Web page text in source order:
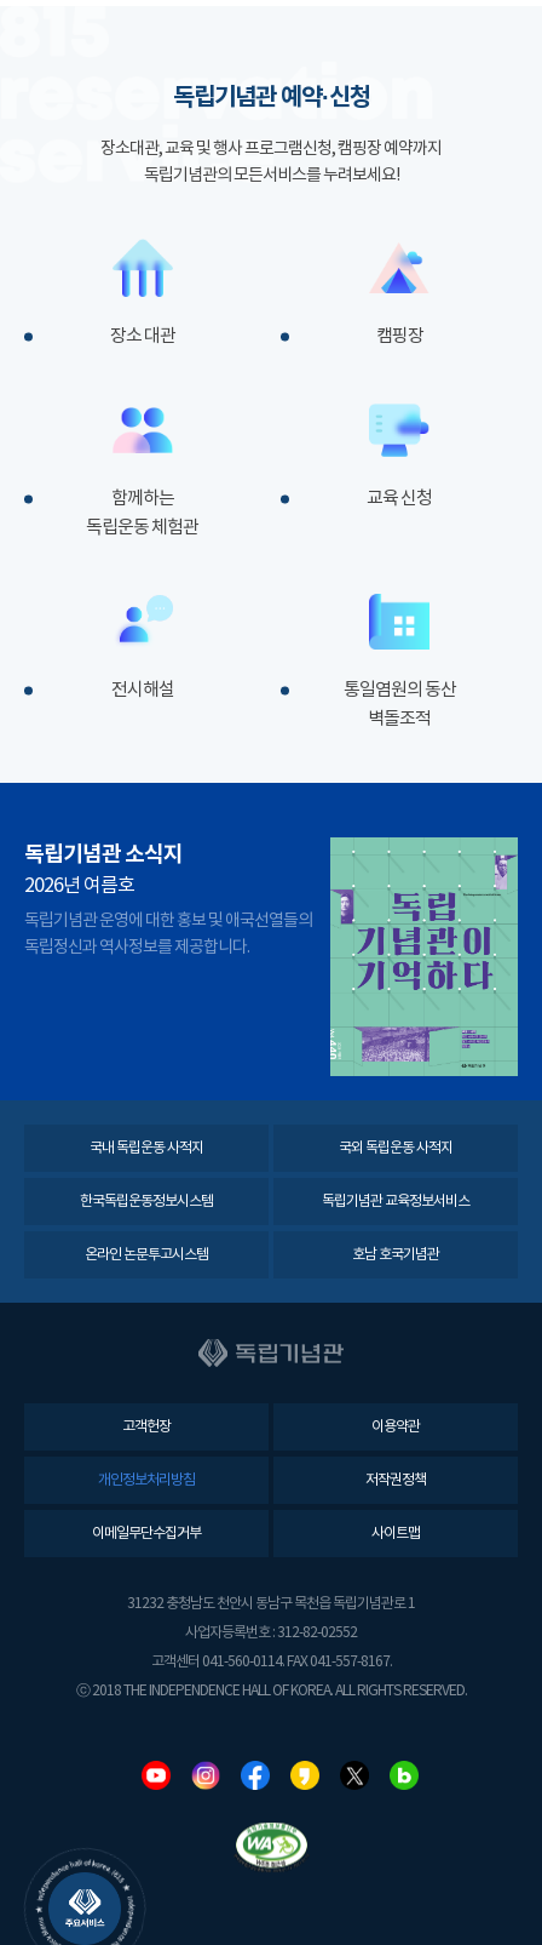
독립기념관 예약·신청
장소대관, 교육 및 행사 프로그램신청, 캠핑장 예약까지
독립기념관의 모든서비스를 누려보세요!
장소 대관 캠핑장
함께하는
독립운동 체험관
교육 신청
전시해설
통일염원의 동산
벽돌조적
독립기념관 소식지
2026년 여름호
독립기념관 운영에 대한 홍보 및 애국선열들의
독립정신과 역사정보를 제공합니다.
국내 독립운동 사적지 국외 독립운동 사적지
한국독립운동정보시스템 독립기념관 교육정보서비스
온라인 논문투고시스템 호남 호국기념관
고객헌장 이용약관
개인정보처리방침 저작권정책
이메일무단수집거부 사이트맵
31232 충청남도 천안시 동남구 목천읍 독립기념관로 1
사업자등록번호 : 312-82-02552
고객센터 041-560-0114. FAX 041-557-8167.
ⓒ 2018 THE INDEPENDENCE HALL OF KOREA. ALL RIGHTS RESERVED.